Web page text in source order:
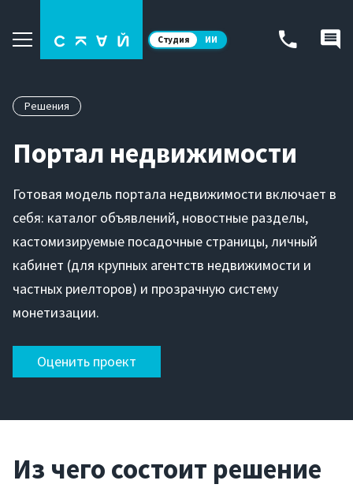
Студия ИИ
Решения
Портал недвижимости
Готовая модель портала недвижимости включает в
себя: каталог объявлений, новостные разделы,
кастомизируемые посадочные страницы, личный
кабинет (для крупных агентств недвижимости и
частных риелторов) и прозрачную систему
монетизации.
Оценить проект
Из чего состоит решение